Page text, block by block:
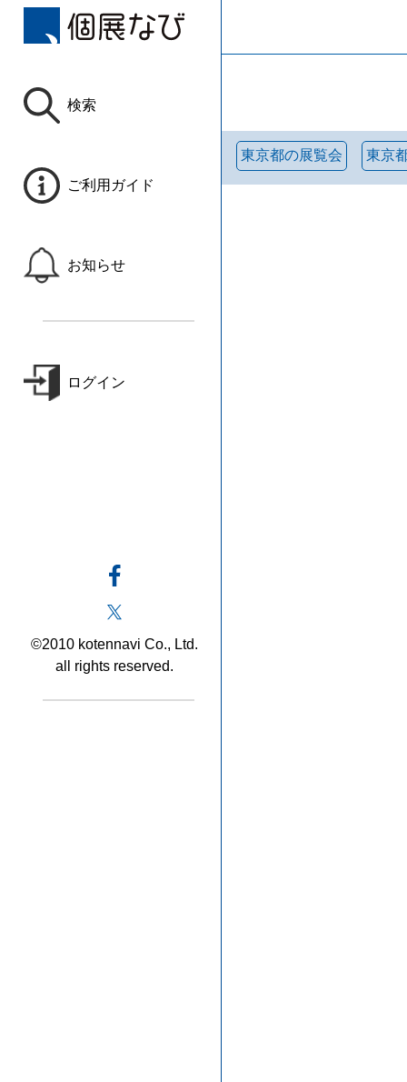
検索
ご利用ガイド
お知らせ
ログイン
©2010 kotennavi Co., Ltd.
all rights reserved.
東京都の展覧会 東京